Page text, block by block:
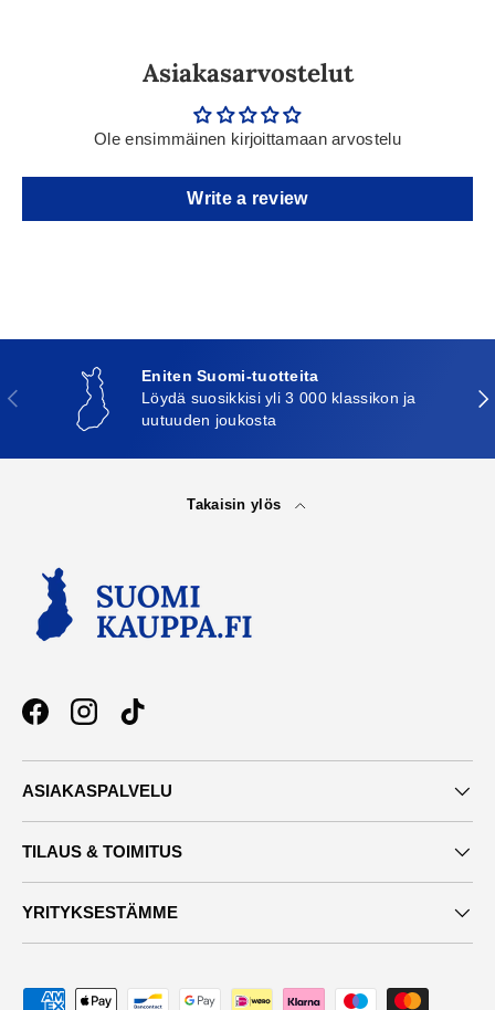
Asiakasarvostelut
Ole ensimmäinen kirjoittamaan arvostelu
Write a review
Edellinen
Eniten Suomi-tuotteita
Löydä suosikkisi yli 3 000 klassikon ja
uutuuden joukosta
Takaisin ylös
FacebookInstagramTikTok
ASIAKASPALVELU
TILAUS & TOIMITUS
YRITYKSESTÄMME
Maksutavat